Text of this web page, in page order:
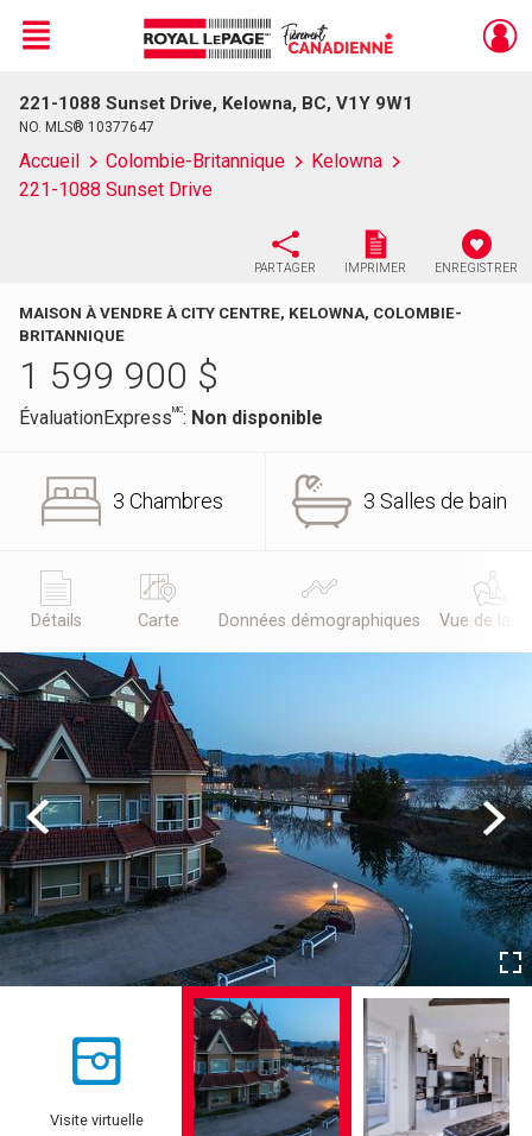
Live
En Direct
Menu
221-1088 Sunset Drive, Kelowna, BC, V1Y 9W1
NO. MLS® 10377647
Accueil Colombie-Britannique
Kelowna
221-1088 Sunset Drive
PARTAGER IMPRIMER ENREGISTRER
MAISON À VENDRE À CITY CENTRE, KELOWNA, COLOMBIE-
BRITANNIQUE
1 599 900 $
ÉvaluationExpressMC: Non disponible
3 Chambres 3 Salles de bain
Détails Carte Données démographiques Vue de la
Previous Next
Visite virtuelle